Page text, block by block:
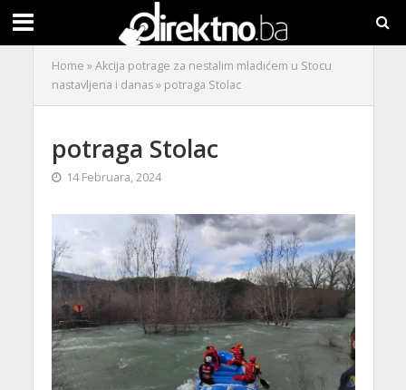
Home »Akcija potrage za nestalim mladićem u Stocu
nastavljena i danas» potraga Stolac
potraga Stolac
14 Februara, 2024